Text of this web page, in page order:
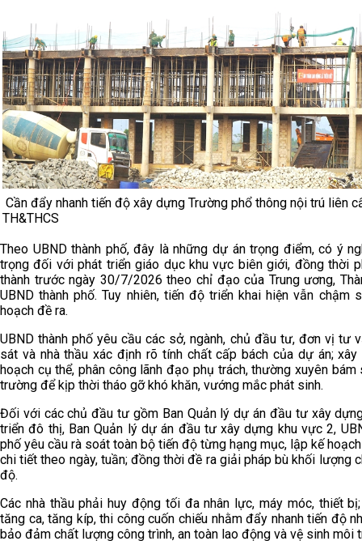
Cần đẩy nhanh tiến độ xây dựng Trường phổ thông nội trú liên
TH&THCS
Theo UBND thành phố, đây là những dự án trọng điểm, có ý
trọng đối với phát triển giáo dục khu vực biên giới, đồng thời
thành trước ngày 30/7/2026 theo chỉ đạo của Trung ương,
UBND thành phố. Tuy nhiên, tiến độ triển khai hiện vẫn chậm
hoạch đề ra.
UBND thành phố yêu cầu các sở, ngành, chủ đầu tư, đơn vị tư
sát và nhà thầu xác định rõ tính chất cấp bách của dự án; xây
hoạch cụ thể, phân công lãnh đạo phụ trách, thường xuyên bám
trường để kịp thời tháo gỡ khó khăn, vướng mắc phát sinh.
Đối với các chủ đầu tư gồm Ban Quản lý dự án đầu tư xây
triển đô thị, Ban Quản lý dự án đầu tư xây dựng khu vực 2,
phố yêu cầu rà soát toàn bộ tiến độ từng hạng mục, lập kế
chi tiết theo ngày, tuần; đồng thời đề ra giải pháp bù khối lượng
độ.
Các nhà thầu phải huy động tối đa nhân lực, máy móc, thiết
tăng ca, tăng kíp, thi công cuốn chiếu nhằm đẩy nhanh tiến độ
bảo đảm chất lượng công trình, an toàn lao động và vệ sinh môi